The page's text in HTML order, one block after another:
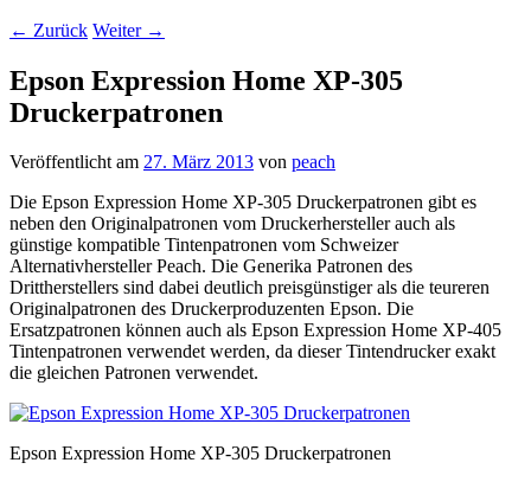
← Zurück Weiter →
Epson Expression Home XP-305
Druckerpatronen
Veröffentlicht am 27. März 2013 von peach
Die Epson Expression Home XP-305 Druckerpatronen gibt es
neben den Originalpatronen vom Druckerhersteller auch als
günstige kompatible Tintenpatronen vom Schweizer
Alternativhersteller Peach. Die Generika Patronen des
Drittherstellers sind dabei deutlich preisgünstiger als die teureren
Originalpatronen des Druckerproduzenten Epson. Die
Ersatzpatronen können auch als Epson Expression Home XP-405
Tintenpatronen verwendet werden, da dieser Tintendrucker exakt
die gleichen Patronen verwendet.
Epson Expression Home XP-305 Druckerpatronen